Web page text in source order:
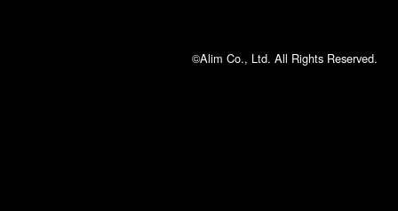
©Alim Co., Ltd. All Rights Reserved.